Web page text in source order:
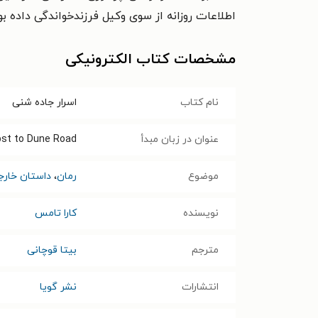
اطلاعات روزانه از سوی وکیل فرزندخواندگی داده
مشخصات کتاب الکترونیکی
نام کتاب اسرار جاده شنی
عنوان در زبان مبدأ to Dune Road
موضوع رمان، داستان
نویسنده کارا تامس
مترجم بیتا قوچانی
انتشارات نشر گویا